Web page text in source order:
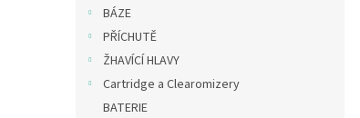
BÁZE
PŘÍCHUTĚ
ŽHAVÍCÍ HLAVY
Cartridge a Clearomizery
BATERIE